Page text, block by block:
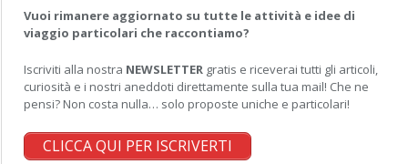
Vuoi rimanere aggiornato su tutte le attività e idee di
viaggio particolari che raccontiamo?
Iscriviti alla nostra NEWSLETTER gratis e riceverai tutti gli articoli,
curiosità e i nostri aneddoti direttamente sulla tua mail! Che ne
pensi? Non costa nulla… solo proposte uniche e particolari!
CLICCA QUI PER ISCRIVERTI